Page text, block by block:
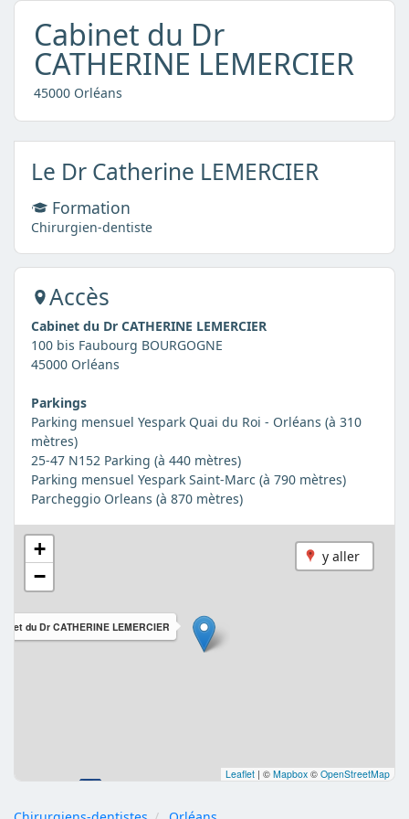
Cabinet du Dr
CATHERINE LEMERCIER
45000 Orléans
Le Dr Catherine LEMERCIER
Formation
Chirurgien-dentiste
Accès
Cabinet du Dr CATHERINE LEMERCIER
100 bis Faubourg BOURGOGNE
45000 Orléans
Parkings
Parking mensuel Yespark Quai du Roi - Orléans (à 310
mètres)
25-47 N152 Parking (à 440 mètres)
Parking mensuel Yespark Saint-Marc (à 790 mètres)
Parcheggio Orleans (à 870 mètres)
y aller
du Dr CATHERINE LEMERCIER
+
−
Leaflet | © Mapbox © OpenStreetMap